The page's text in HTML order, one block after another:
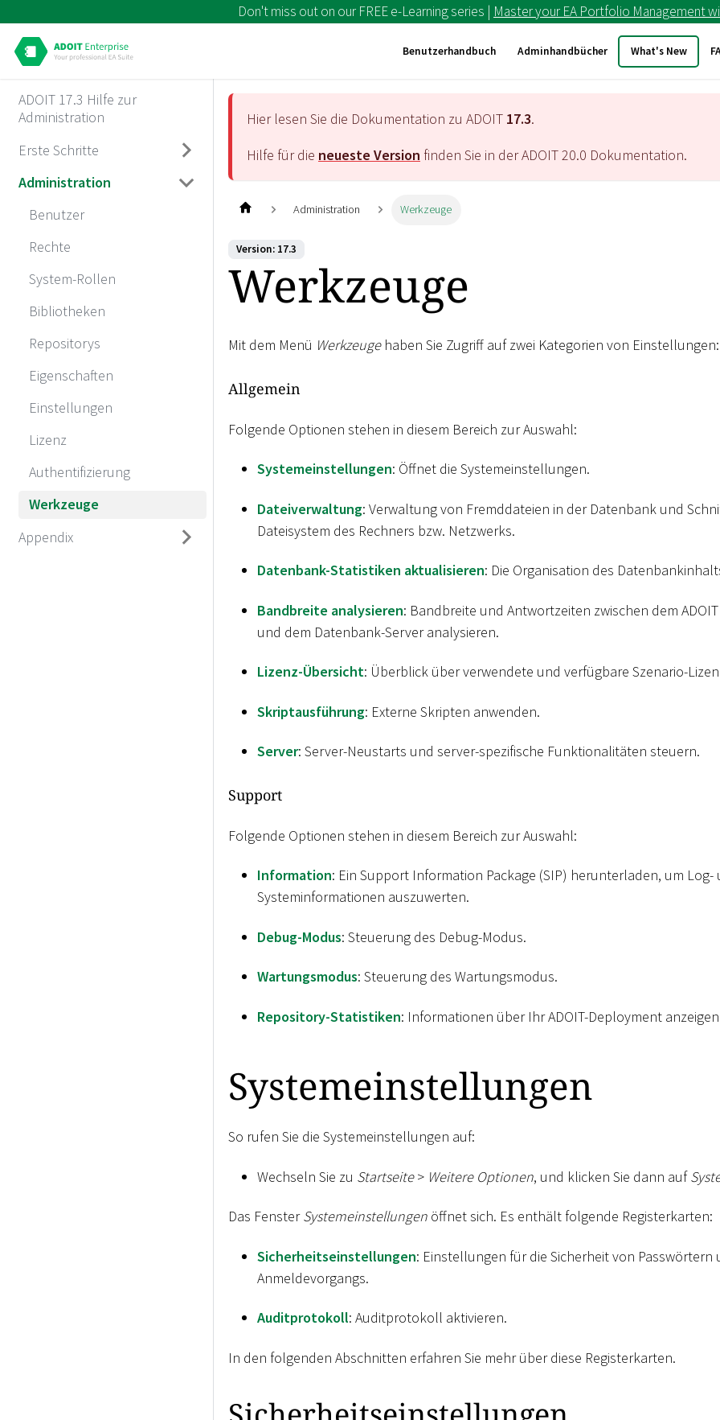
Don't miss out on our FREE e-Learning series | Master your EA Portfolio Management
Benutzerhandbuch Adminhandbücher What's New
ADOIT 17.3 Hilfe zur
Administration
Erste Schritte
Administration
Benutzer
Rechte
System-Rollen
Bibliotheken
Repositorys
Eigenschaften
Einstellungen
Lizenz
Authentifizierung
Werkzeuge
Appendix
Hier lesen Sie die Dokumentation zu ADOIT 17.3.
Hilfe für die neueste Version finden Sie in der ADOIT20.0 Dokumentation.
Administration Werkzeuge
Version: 17.3
Werkzeuge
Mit dem Menü Werkzeugehaben Sie Zugriff auf zwei Kategorien von Einstellungen:
Allgemein
Folgende Optionen stehen in diesem Bereich zur Auswahl:
Systemeinstellungen: Öffnet die Systemeinstellungen.
Dateiverwaltung: Verwaltung von Fremddateien in der Datenbank und
Dateisystem des Rechners bzw. Netzwerks.
Datenbank-Statistiken aktualisieren: Die Organisation des
Bandbreite analysieren: Bandbreite und Antwortzeiten zwischen dem
und dem Datenbank-Server analysieren.
Lizenz-Übersicht: Überblick über verwendete und verfügbare Szenario-
Skriptausführung: Externe Skripten anwenden.
Server: Server-Neustarts und server-spezifische Funktionalitäten steuern.
Support
Folgende Optionen stehen in diesem Bereich zur Auswahl:
Information: Ein Support Information Package (SIP) herunterladen, um Log-
Systeminformationen auszuwerten.
Debug-Modus: Steuerung des Debug-Modus.
Wartungsmodus: Steuerung des Wartungsmodus.
Repository-Statistiken: Informationen über Ihr ADOIT-Deployment
Systemeinstellungen
So rufen Sie die Systemeinstellungen auf:
Wechseln Sie zu Startseite > Weitere Optionen, und klicken Sie dann auf
Das FensterSystemeinstellungen öffnet sich. Es enthält folgende Registerkarten:
Sicherheitseinstellungen: Einstellungen für die Sicherheit von Passwörtern
Anmeldevorgangs.
Auditprotokoll: Auditprotokoll aktivieren.
In den folgenden Abschnitten erfahren Sie mehr über diese Registerkarten.